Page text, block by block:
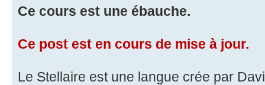
Ce cours est une ébauche.
Ce post est en cours de mise à jour.
Le Stellaire est une langue crée par